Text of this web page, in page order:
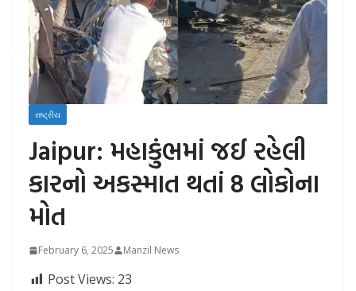
રાષ્ટ્રીય
Jaipur: મહાકુંભમાં જઈ રહેલી
કારનો અકસ્માત થતાં 8 લોકોના
મોત
February 6, 2025 Manzil News
Post Views: 23